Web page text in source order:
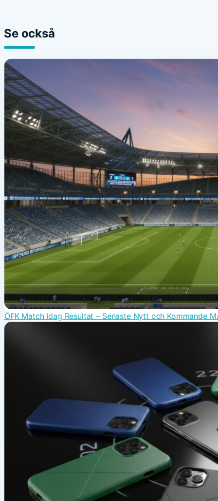
Se också
ÖFK Match Idag Resultat – Senaste Nytt och Kommande